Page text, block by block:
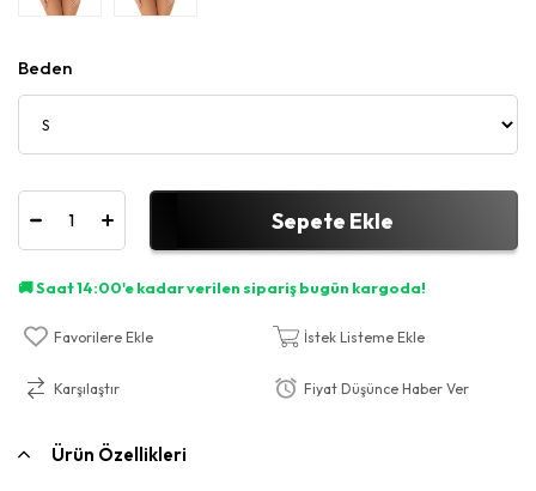
Beden
Favorilere Ekle İstek Listeme Ekle
Karşılaştır Fiyat Düşünce Haber Ver
Ürün Özellikleri